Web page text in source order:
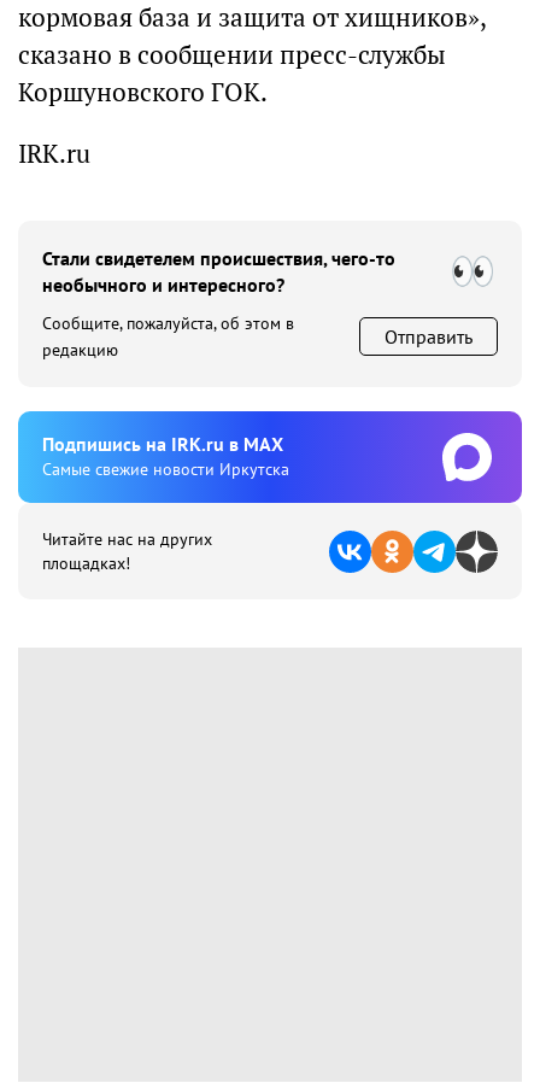
кормовая база и защита от хищников»,
сказано в сообщении пресс-службы
Коршуновского ГОК.
IRK.ru
Стали свидетелем происшествия, чего-то
необычного и интересного?
Сообщите, пожалуйста, об этом в
редакцию
Отправить
Подпишиcь на IRK.ru в MAX
Cамые свежие новости Иркутска
Читайте нас на других
площадках!